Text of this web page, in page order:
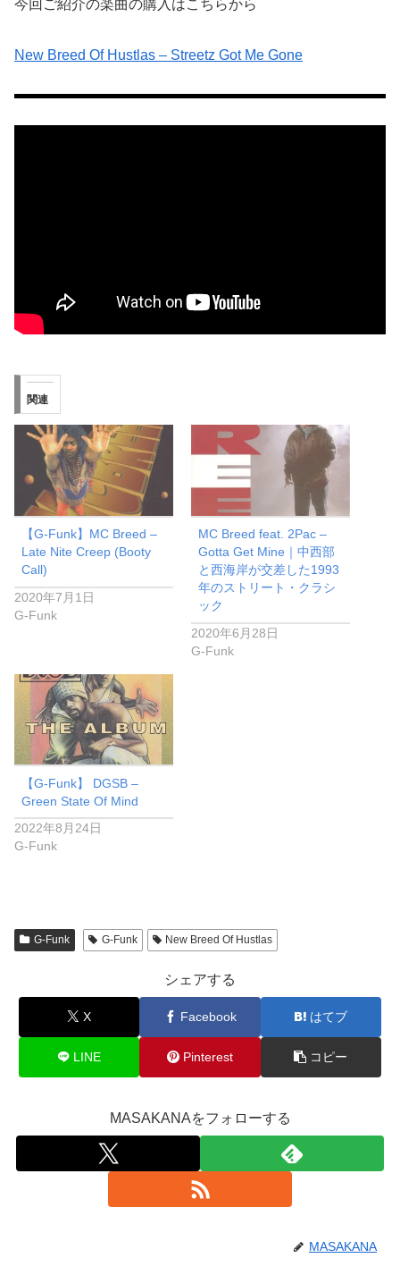
今回ご紹介の楽曲の購入はこちらから
New Breed Of Hustlas – Streetz Got Me Gone
関連
【G-Funk】MC Breed –
Late Nite Creep (Booty
Call)
2020年7月1日
G-Funk
MC Breed feat. 2Pac –
Gotta Get Mine｜中西部
と西海岸が交差した1993
年のストリート・クラシ
ック
2020年6月28日
G-Funk
【G-Funk】 DGSB –
Green State Of Mind
2022年8月24日
G-Funk
G-Funk G-Funk New Breed Of Hustlas
シェアする
X Facebook はてブ
LINE Pinterest コピー
MASAKANAをフォローする
MASAKANA